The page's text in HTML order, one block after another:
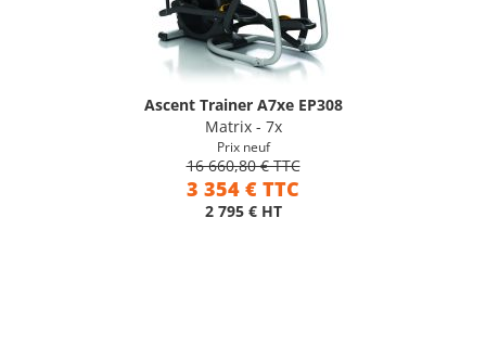
Ascent Trainer A7xe EP308
Matrix - 7x
Prix neuf
16 660,80 € TTC
3 354 € TTC
2 795 € HT